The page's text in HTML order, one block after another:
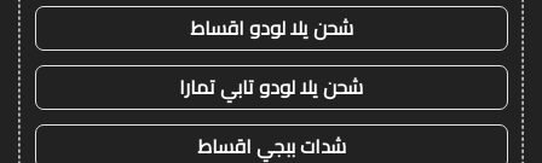
شحن يلا لودو اقساط
شحن يلا لودو تابي تمارا
شدات ببجي اقساط